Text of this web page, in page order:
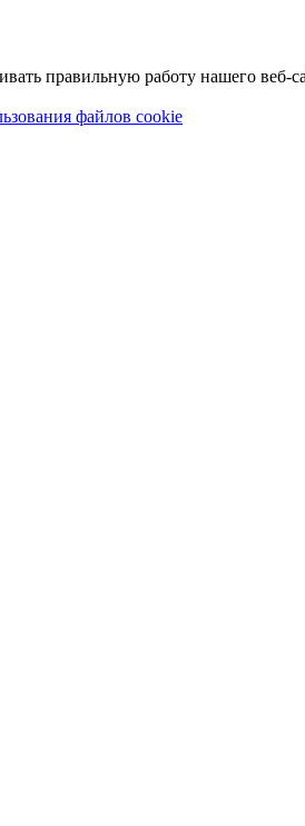
правильную работу нашего веб-
файлов cookie